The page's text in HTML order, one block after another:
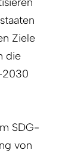
Ziele
die
2030
SDG-
von